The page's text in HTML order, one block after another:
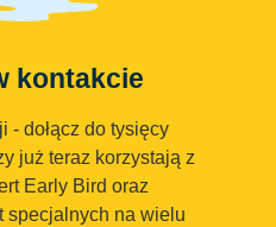
kontakcie
- dołącz do tysięcy
już teraz korzystają z
Early Bird oraz
specjalnych na wielu